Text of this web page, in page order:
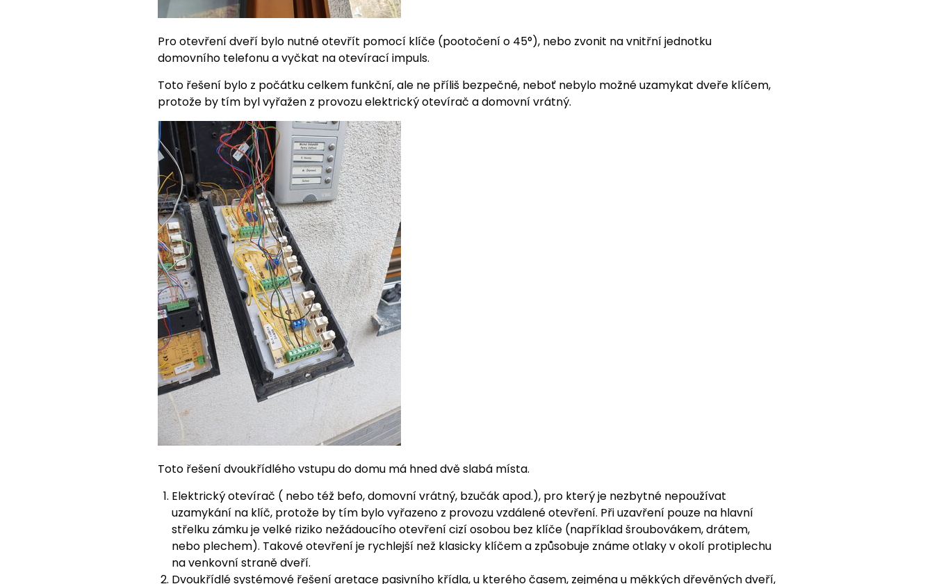
Pro otevření dveří bylo nutné otevřít pomocí klíče (pootočení o 45°), nebo zvonit na vnitřní jednotku
domovního telefonu a vyčkat na otevírací impuls.
Toto řešení bylo z počátku celkem funkční, ale ne příliš bezpečné, neboť nebylo možné uzamykat dveře klíčem,
protože by tím byl vyřažen z provozu elektrický otevírač a domovní vrátný.
Toto řešení dvoukřídlého vstupu do domu má hned dvě slabá místa.
Elektrický otevírač ( nebo též befo, domovní vrátný, bzučák apod.), pro který je nezbytné nepoužívat
uzamykání na klíč, protože by tím bylo vyřazeno z provozu vzdálené otevření. Při uzavření pouze na hlavní
střelku zámku je velké riziko nežádoucího otevření cizí osobou bez klíče (například šroubovákem, drátem,
nebo plechem). Takové otevření je rychlejší než klasicky klíčem a způsobuje známe otlaky v okolí protiplechu
na venkovní straně dveří.
Dvoukřídlé systémové řešení aretace pasivního křídla, u kterého časem, zejména u měkkých dřevěných dveří,